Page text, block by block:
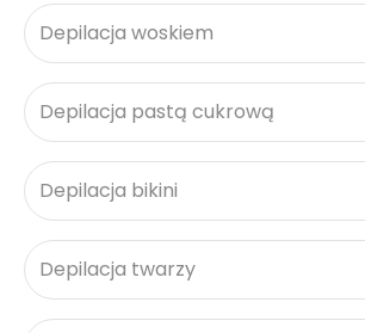
Depilacja woskiem
Depilacja pastą cukrową
Depilacja bikini
Depilacja twarzy